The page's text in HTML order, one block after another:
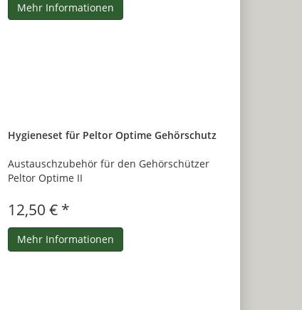
Mehr Informationen
Hygieneset für Peltor Optime Gehörschutz
Austauschzubehör für den Gehörschützer
Peltor Optime II
12,50 € *
Mehr Informationen